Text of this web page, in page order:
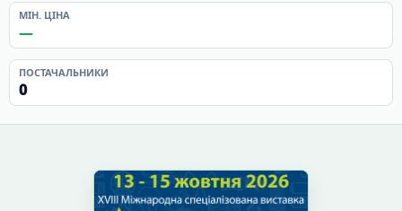
МІН. ЦІНА
—
ПОСТАЧАЛЬНИКИ
0